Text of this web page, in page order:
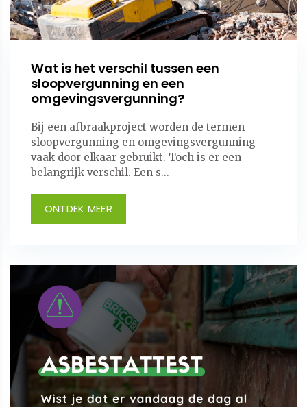
Wat is het verschil tussen een
sloopvergunning en een
omgevingsvergunning?
Bij een afbraakproject worden de termen
sloopvergunning en omgevingsvergunning
vaak door elkaar gebruikt. Toch is er een
belangrijk verschil. Een s...
ONTDEK MEER